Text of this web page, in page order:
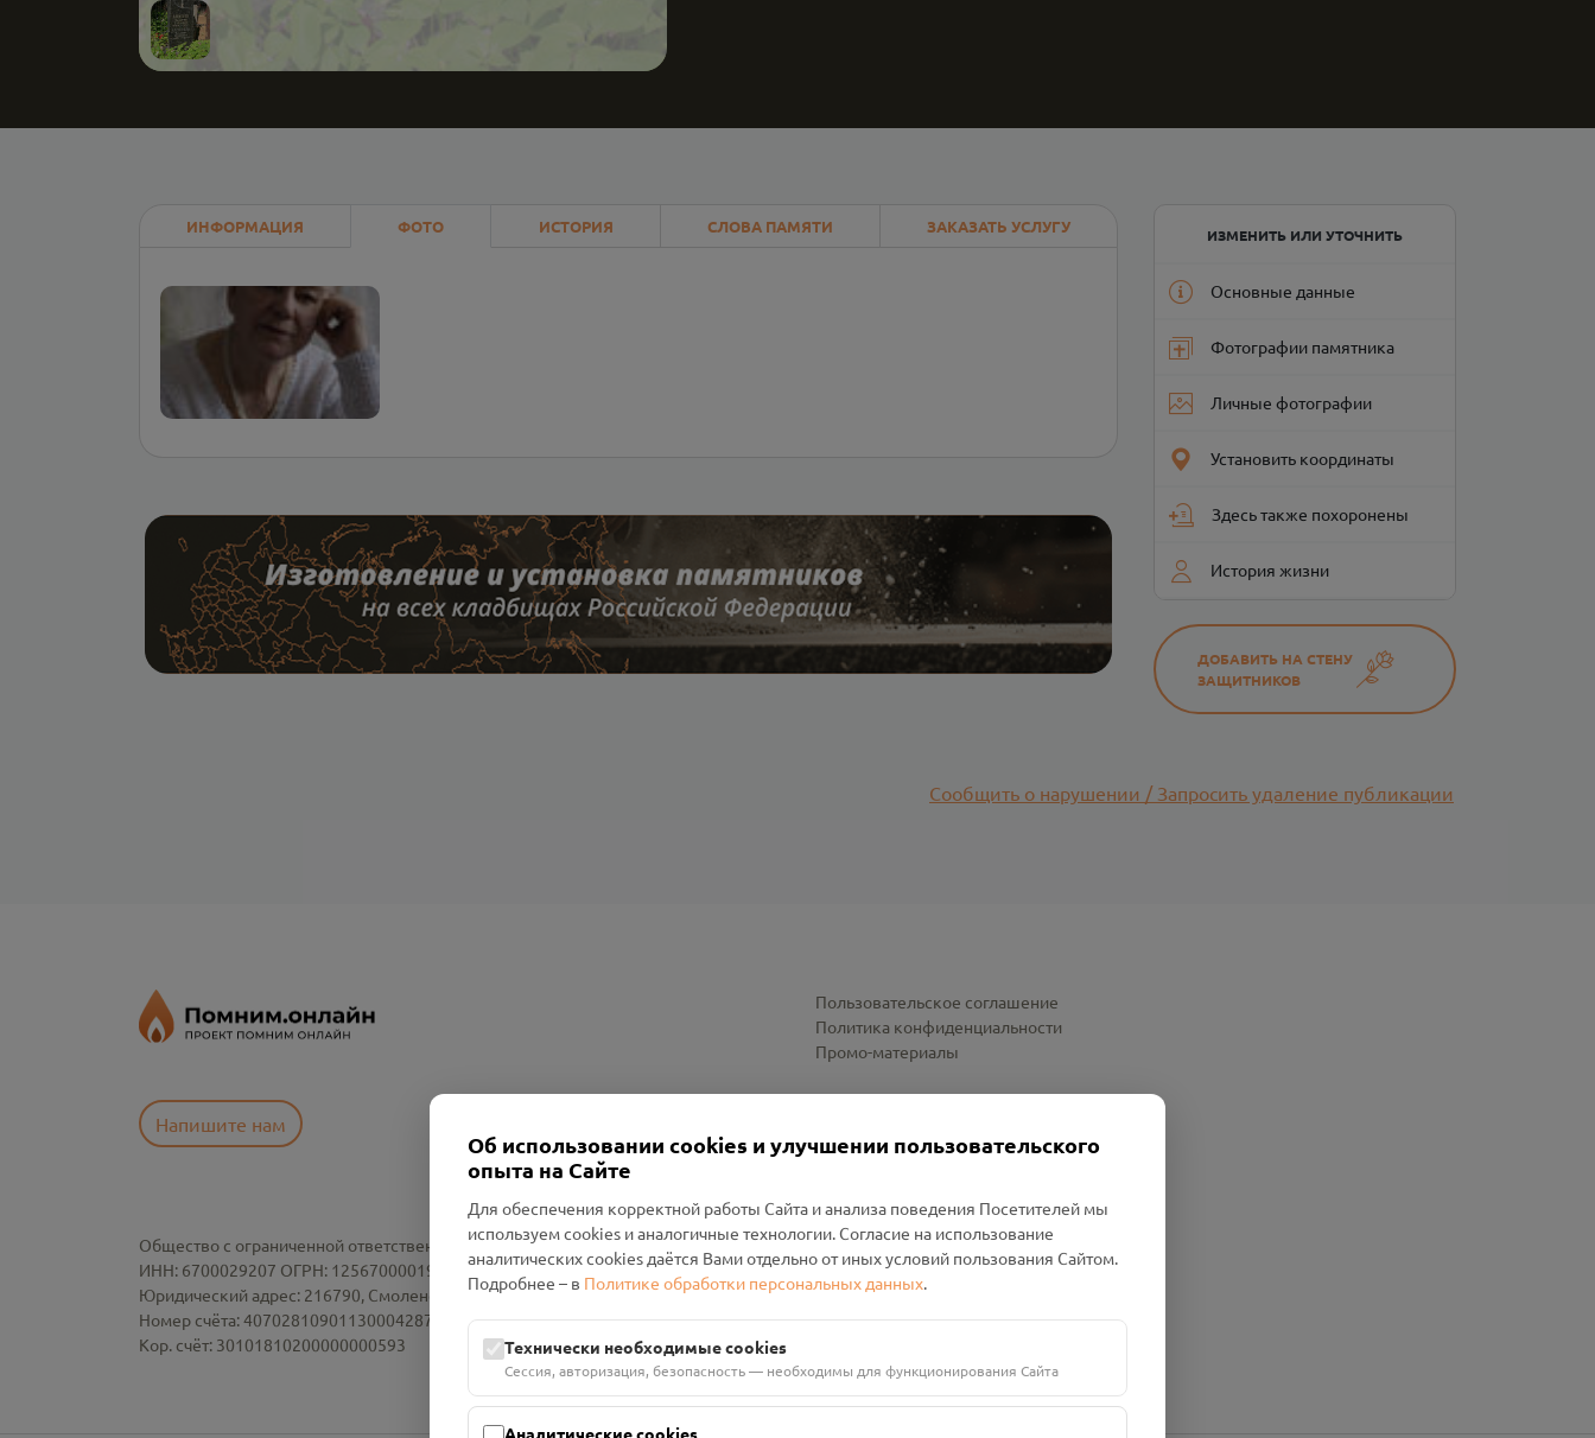
ИНФОРМАЦИЯ ФОТО ИСТОРИЯ СЛОВА ПАМЯТИ ЗАКАЗАТЬ УСЛУГУ ИЗМЕНИТЬ ИЛИ УТОЧНИТЬ
Основные данные
Фотографии памятника
Личные фотографии
Установить координаты
Здесь также похоронены
История жизни
ДОБАВИТЬ НА СТЕНУ
ЗАЩИТНИКОВ
Сообщить о нарушении / Запросить удаление публикации
Напишите нам
Пользовательское соглашение
Политика конфиденциальности
Промо-материалы
Общество с ограниченной ответственностью «Смоленский Проект Помним»
ИНН: 6700029207 ОГРН: 1256700001986
Юридический адрес: 216790, Смоленская область, р-н Руднянский, г. Рудня, улица Западная, д. 26А, пом. 18
Номер счёта: 40702810901130004287 в АО "АЛЬФА-БАНК"
Кор. счёт: 30101810200000000593
Об использовании cookies и улучшении пользовательского
опыта на Сайте
Для обеспечения корректной работы Сайта и анализа поведения Посетителей мы
используем cookies и аналогичные технологии. Согласие на использование
аналитических cookies даётся Вами отдельно от иных условий пользования Сайтом.
Подробнее – в Политике обработки персональных данных.
Технически необходимые cookies
Сессия, авторизация, безопасность — необходимы для функционирования Сайта
Аналитические cookies